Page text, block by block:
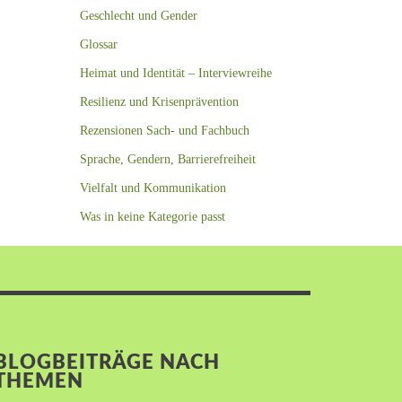
Geschlecht und Gender
Glossar
Heimat und Identität – Interviewreihe
Resilienz und Krisenprävention
Rezensionen Sach- und Fachbuch
Sprache, Gendern, Barrierefreiheit
Vielfalt und Kommunikation
Was in keine Kategorie passt
NACH